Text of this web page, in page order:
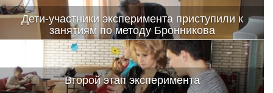
Дети-участники эксперимента приступили к
занятиям по методу Бронникова
Второй этап эксперимента